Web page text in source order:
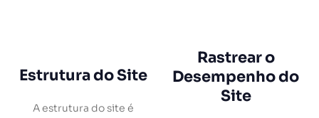
Estrutura do Site
A estrutura do site é
Rastrear o
Desempenho do
Site